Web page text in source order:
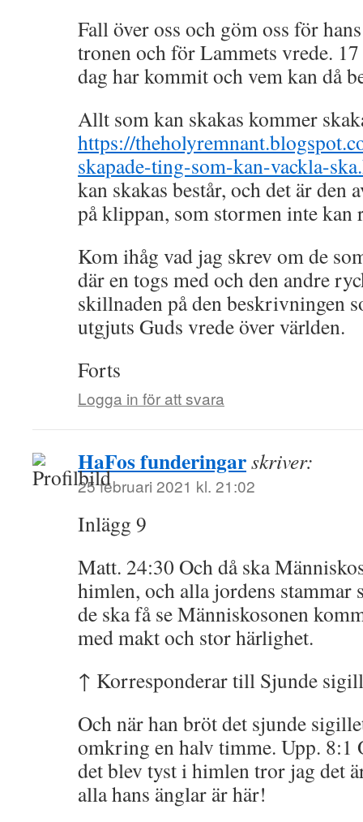
Fall över oss och göm oss för
tronen och för Lammets vrede.
dag har kommit och vem kan då
Allt som kan skakas kommer
https://
skapade-ting-som-kan-vackla-
kan skakas består, och det är den
på klippan, som stormen inte kan
Kom ihåg vad jag skrev om de
där en togs med och den andre
skillnaden på den beskrivningen
utgjuts Guds vrede över världen.
Forts
Logga in för att svara
HaFos funderingarskriver:
25 februari 2021 kl. 21:02
Inlägg 9
Matt. 24:30 Och då ska
himlen, och alla jordens stammar
de ska få se Människosonen
med makt och stor härlighet.
↑ Korresponderar till Sjunde
Och när han bröt det sjunde
omkring en halv timme. Upp. 8:1
det blev tyst i himlen tror jag det
alla hans änglar är här!